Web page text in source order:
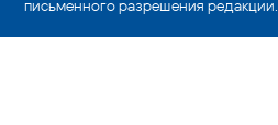
письменного разрешения редакции.